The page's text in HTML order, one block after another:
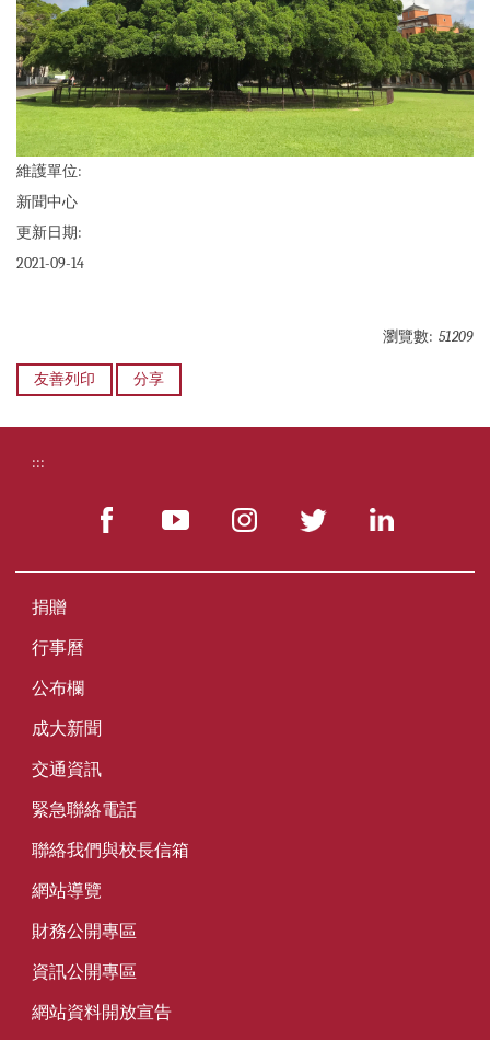
維護單位:
新聞中心
更新日期:
2021-09-14
瀏覽數: 51209
友善列印 分享
:::
捐贈
行事曆
公布欄
成大新聞
交通資訊
緊急聯絡電話
聯絡我們與校長信箱
網站導覽
財務公開專區
資訊公開專區
網站資料開放宣告